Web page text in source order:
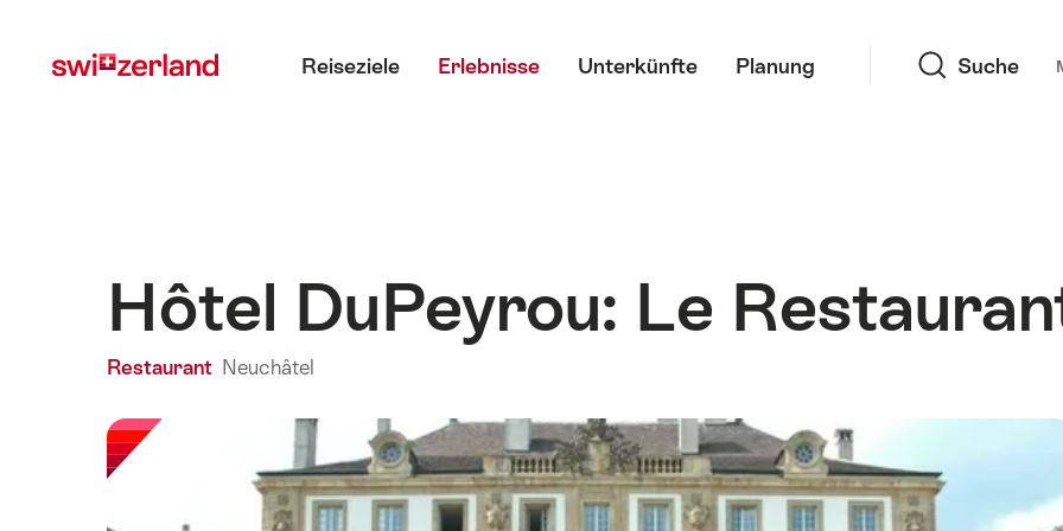
myswitzerland.com
Reiseziele Erlebnisse Unterkünfte Planung Suche
Hôtel DuPeyrou: Le
Restaurant Neuchâtel